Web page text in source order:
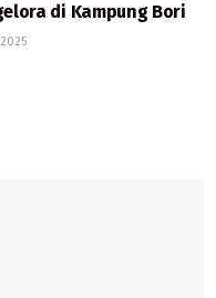
di Kampung Bori